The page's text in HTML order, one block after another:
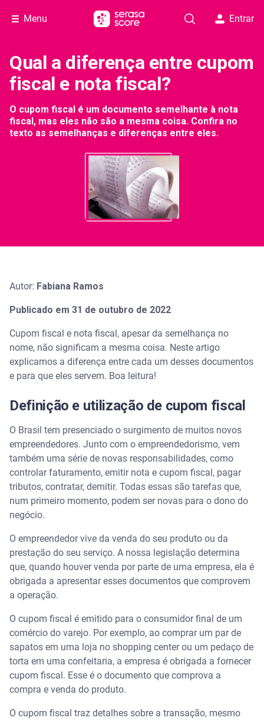
Menu Entrar
Qual a diferença entre cupom
fiscal e nota fiscal?
O cupom fiscal é um documento semelhante à nota
fiscal, mas eles não são a mesma coisa. Confira no
texto as semelhanças e diferenças entre eles.
Autor: Fabiana Ramos
Publicado em 31 de outubro de 2022
Cupom fiscal e nota fiscal, apesar da semelhança no
nome, não significam a mesma coisa. Neste artigo
explicamos a diferença entre cada um desses documentos
e para que eles servem. Boa leitura!
Definição e utilização de cupom fiscal
O Brasil tem presenciado o surgimento de muitos novos
empreendedores. Junto com o empreendedorismo, vem
também uma série de novas responsabilidades, como
controlar faturamento, emitir nota e cupom fiscal, pagar
tributos, contratar, demitir. Todas essas são tarefas que,
num primeiro momento, podem ser novas para o dono do
negócio.
O empreendedor vive da venda do seu produto ou da
prestação do seu serviço. A nossa legislação determina
que, quando houver venda por parte de uma empresa, ela é
obrigada a apresentar esses documentos que comprovem
a operação.
O cupom fiscal é emitido para o consumidor final de um
comércio do varejo. Por exemplo, ao comprar um par de
sapatos em uma loja no shopping center ou um pedaço de
torta em uma confeitaria, a empresa é obrigada a fornecer
cupom fiscal. Esse é o documento que comprova a
compra e venda do produto.
O cupom fiscal traz detalhes sobre a transação, mesmo